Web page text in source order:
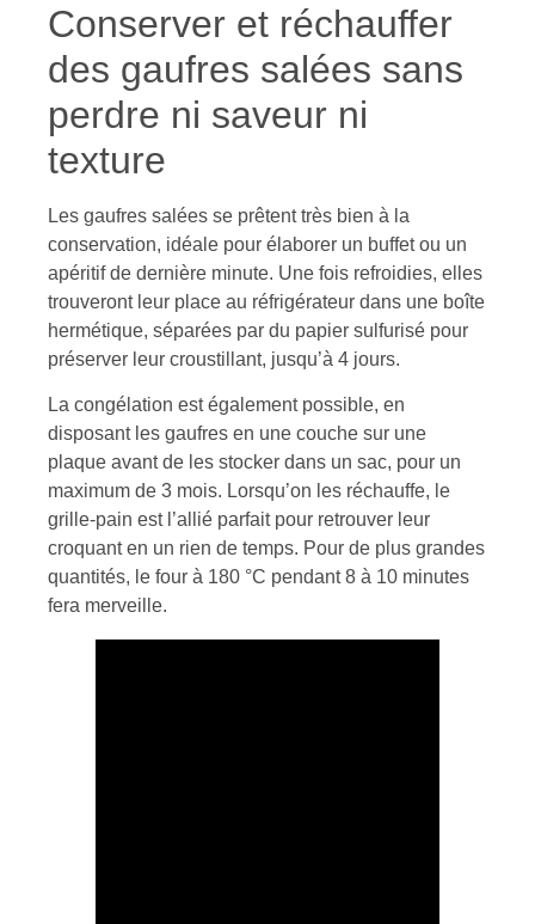
Conserver et réchauffer
des gaufres salées sans
perdre ni saveur ni
texture
Les gaufres salées se prêtent très bien à la
conservation, idéale pour élaborer un buffet ou un
apéritif de dernière minute. Une fois refroidies, elles
trouveront leur place au réfrigérateur dans une boîte
hermétique, séparées par du papier sulfurisé pour
préserver leur croustillant, jusqu’à 4 jours.
La congélation est également possible, en
disposant les gaufres en une couche sur une
plaque avant de les stocker dans un sac, pour un
maximum de 3 mois. Lorsqu’on les réchauffe, le
grille-pain est l’allié parfait pour retrouver leur
croquant en un rien de temps. Pour de plus grandes
quantités, le four à 180 °C pendant 8 à 10 minutes
fera merveille.